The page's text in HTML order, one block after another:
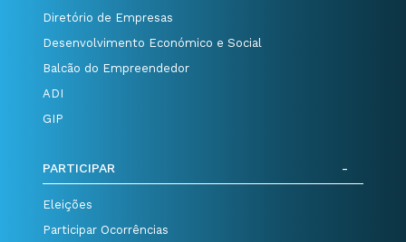
Diretório de Empresas
Desenvolvimento Económico e Social
Balcão do Empreendedor
ADI
GIP
PARTICIPAR
Eleições
Participar Ocorrências